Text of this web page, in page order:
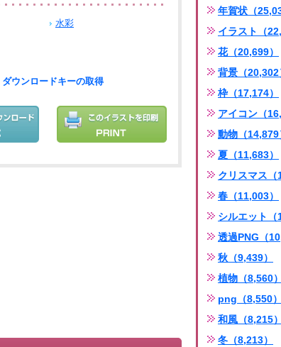
水彩
ダウンロードキーの取得
年賀状（
イラスト（
花（20,699）
背景（20,302
枠（17,174）
アイコン（
動物（14,879
夏（11,683）
クリスマス（
春（11,003）
シルエット（
透過PNG（
秋（9,439）
植物（8,560）
png（8,550）
和風（8,215）
冬（8,213）